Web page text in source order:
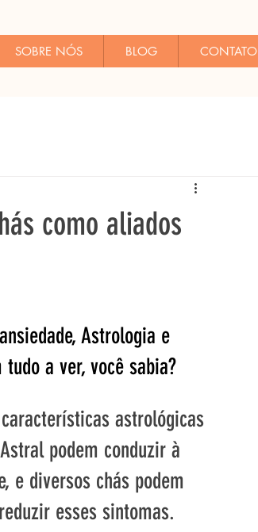
SOBRE NÓS BLOG CONTATO
como aliados
Astrologia e
tudo a ver, você sabia?
astrológicas
podem conduzir à
e diversos chás podem
esses sintomas.